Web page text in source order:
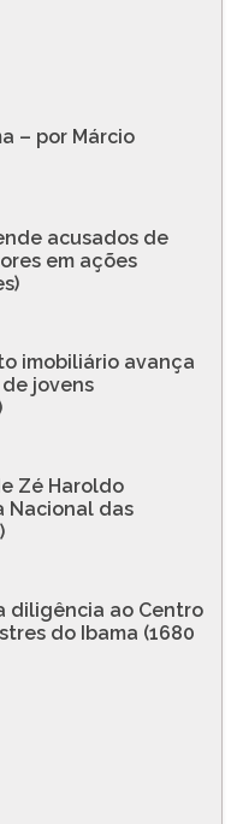
– por Márcio
acusados de
em ações
imobiliário avança
jovens
Zé Haroldo
Nacional das
diligência ao Centro
do Ibama (1680